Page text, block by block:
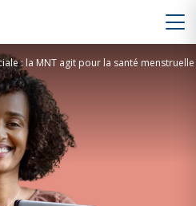
: la MNT agit pour la santé menstruelle